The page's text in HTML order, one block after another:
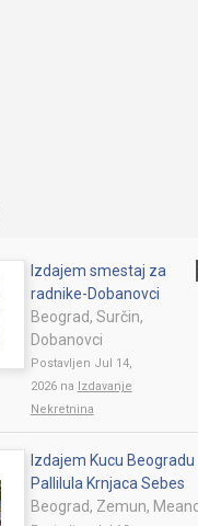
Izdajem smestaj za
radnike-Dobanovci
Beograd, Surčin,
Dobanovci
Postavljen Jul 14,
2026 na Izdavanje
Nekretnina
Izdajem Kucu Beogradu
Pallilula Krnjaca Sebes
Beograd, Zemun,